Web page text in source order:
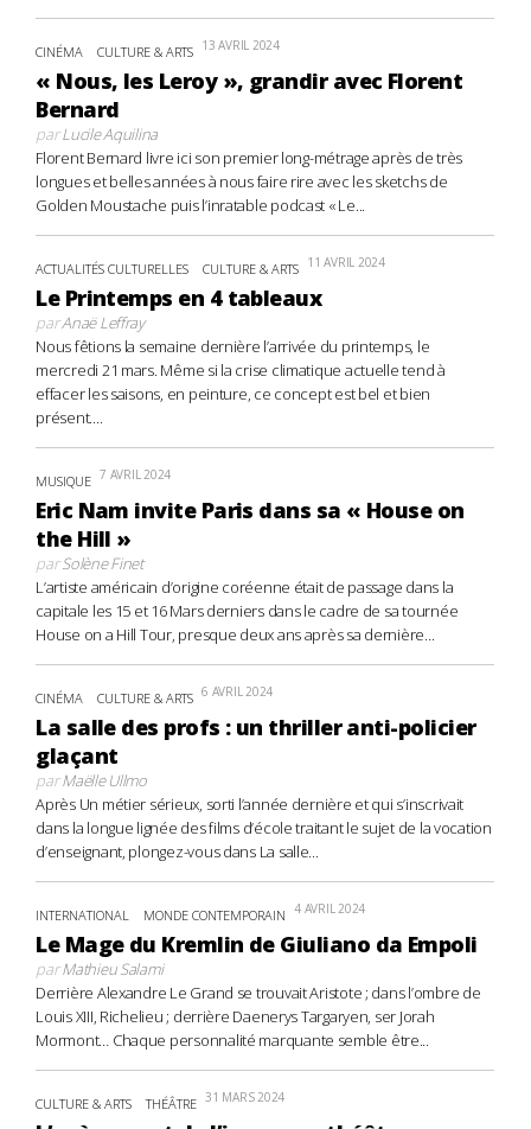
CINÉMA CULTURE & ARTS 13 AVRIL 2024
« Nous, les Leroy », grandir avec Florent
Bernard
parLucile Aquilina
Florent Bernard livre ici son premier long-métrage après de très
longues et belles années à nous faire rire avec les sketchs de
Golden Moustache puis l’inratable podcast « Le...
ACTUALITÉS CULTURELLES CULTURE & ARTS 11 AVRIL 2024
Le Printemps en 4 tableaux
parAnaë Leffray
Nous fêtions la semaine dernière l’arrivée du printemps, le
mercredi 21 mars. Même si la crise climatique actuelle tend à
effacer les saisons, en peinture, ce concept est bel et bien
présent....
MUSIQUE 7 AVRIL 2024
Eric Nam invite Paris dans sa « House on
the Hill »
parSolène Finet
L’artiste américain d’origine coréenne était de passage dans la
capitale les 15 et 16 Mars derniers dans le cadre de sa tournée
House on a Hill Tour, presque deux ans après sa dernière...
CINÉMA CULTURE & ARTS 6 AVRIL 2024
La salle des profs : un thriller anti-policier
glaçant
parMaëlle Ullmo
Après Un métier sérieux, sorti l’année dernière et qui s’inscrivait
dans la longue lignée des films d’école traitant le sujet de la vocation
d’enseignant, plongez-vous dans La salle...
INTERNATIONAL MONDE CONTEMPORAIN 4 AVRIL 2024
Le Mage du Kremlin de Giuliano da Empoli
parMathieu Salami
Derrière Alexandre Le Grand se trouvait Aristote ; dans l’ombre de
Louis XIII, Richelieu ; derrière Daenerys Targaryen, ser Jorah
Mormont… Chaque personnalité marquante semble être...
CULTURE & ARTS THÉÂTRE 31 MARS 2024